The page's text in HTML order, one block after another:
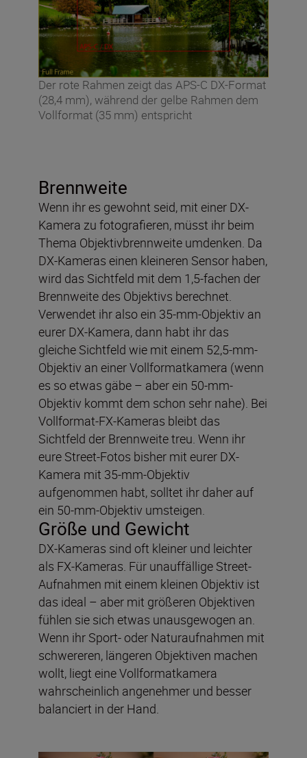
Der rote Rahmen zeigt das APS-C DX-Format
(28,4 mm), während der gelbe Rahmen dem
Vollformat (35 mm) entspricht
Brennweite
Wenn ihr es gewohnt seid, mit einer DX-
Kamera zu fotografieren, müsst ihr beim
Thema Objektivbrennweite umdenken. Da
DX-Kameras einen kleineren Sensor haben,
wird das Sichtfeld mit dem 1,5-fachen der
Brennweite des Objektivs berechnet.
Verwendet ihr also ein 35-mm-Objektiv an
eurer DX-Kamera, dann habt ihr das
gleiche Sichtfeld wie mit einem 52,5-mm-
Objektiv an einer Vollformatkamera (wenn
es so etwas gäbe – aber ein 50-mm-
Objektiv kommt dem schon sehr nahe). Bei
Vollformat-FX-Kameras bleibt das
Sichtfeld der Brennweite treu. Wenn ihr
eure Street-Fotos bisher mit eurer DX-
Kamera mit 35-mm-Objektiv
aufgenommen habt, solltet ihr daher auf
ein 50-mm-Objektiv umsteigen.
Größe und Gewicht
DX-Kameras sind oft kleiner und leichter
als FX-Kameras. Für unauffällige Street-
Aufnahmen mit einem kleinen Objektiv ist
das ideal – aber mit größeren Objektiven
fühlen sie sich etwas unausgewogen an.
Wenn ihr Sport- oder Naturaufnahmen mit
schwereren, längeren Objektiven machen
wollt, liegt eine Vollformatkamera
wahrscheinlich angenehmer und besser
balanciert in der Hand.